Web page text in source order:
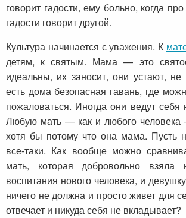
говорит гадости, ему больно, когда
гадости говорит другой.
Культура начинается с уважения. К
детям, к святым. Мама — это
идеальны, их заносит, они устают,
есть дома безопасная гавань, где
пожаловаться. Иногда они ведут себя
Любую мать — как и любого человека
хотя бы потому что она мама. Пусть
все-таки. Как вообще можно
мать, которая добровольно взяла
воспитания нового человека, и
ничего не должна и просто живет для
отвечает и никуда себя не вкладывает?